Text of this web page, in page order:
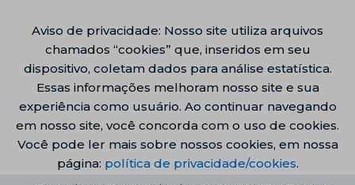
Aviso de privacidade: Nosso site utiliza arquivos
chamados “cookies” que, inseridos em seu
dispositivo, coletam dados para análise estatística.
Essas informações melhoram nosso site e sua
experiência como usuário. Ao continuar navegando
em nosso site, você concorda com o uso de cookies.
Você pode ler mais sobre nossos cookies, em nossa
página: política de privacidade/cookies.